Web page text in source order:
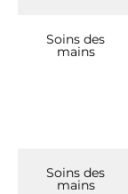
Soins des
mains
Soins des
mains